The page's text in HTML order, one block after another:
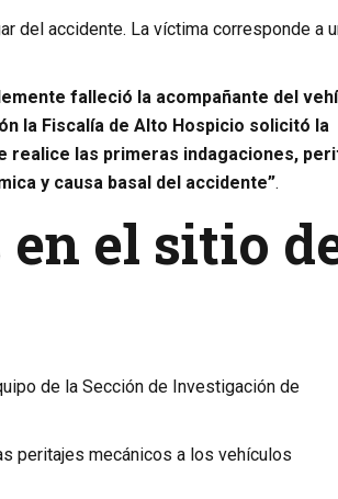
del accidente. La víctima corresponde a
falleció la acompañante del
la Fiscalía de Alto Hospicio solicitó la
realice las primeras indagaciones,
y causa basal del accidente”.
el sitio
de la Sección de Investigación de
peritajes mecánicos a los vehículos